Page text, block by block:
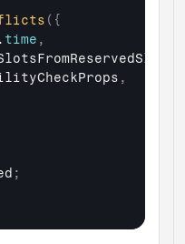
( {
. time ,
,
;